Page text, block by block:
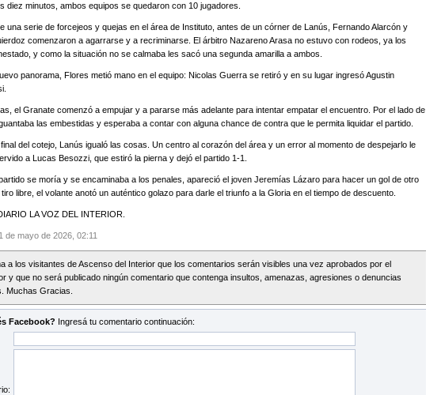
diez minutos, ambos equipos se quedaron con 10 jugadores.
una serie de forcejeos y quejas en el área de Instituto, antes de un córner de Lanús, Fernando Alarcón y
comenzaron a agarrarse y a recriminarse. El árbitro Nazareno Arasa no estuvo con rodeos, ya los
y como la situación no se calmaba les sacó una segunda amarilla a ambos.
panorama, Flores metió mano en el equipo: Nicolas Guerra se retiró y en su lugar ingresó Agustin
el Granate comenzó a empujar y a pararse más adelante para intentar empatar el encuentro. Por el lado de
las embestidas y esperaba a contar con alguna chance de contra que le permita liquidar el partido.
del cotejo, Lanús igualó las cosas. Un centro al corazón del área y un error al momento de despejarlo le
a Lucas Besozzi, que estiró la pierna y dejó el partido 1-1.
se moría y se encaminaba a los penales, apareció el joven Jeremías Lázaro para hacer un gol de otro
libre, el volante anotó un auténtico golazo para darle el triunfo a la Gloria en el tiempo de descuento.
LA VOZ DEL INTERIOR.
de mayo de 2026, 02:11
a los visitantes de Ascenso del Interior que los comentarios serán visibles una vez aprobados por el
y que no será publicado ningún comentario que contenga insultos, amenazas, agresiones o denuncias
Muchas Gracias.
Facebook? Ingresá tu comentario continuación: